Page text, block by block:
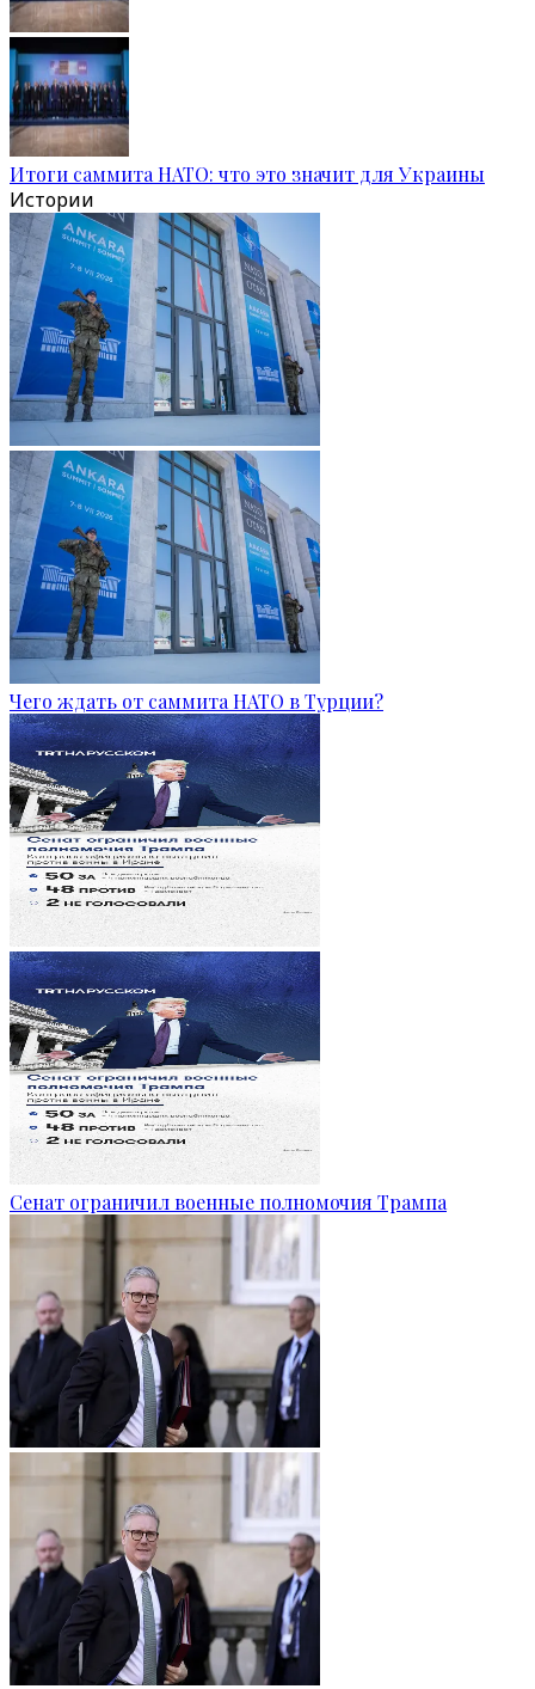
Итоги саммита НАТО: что это значит для Украины
Истории
Чего ждать от саммита НАТО в Турции?
Сенат ограничил военные полномочия Трампа